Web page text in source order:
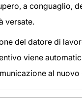
a conguaglio,
versate.
del datore di
viene
al nuovo